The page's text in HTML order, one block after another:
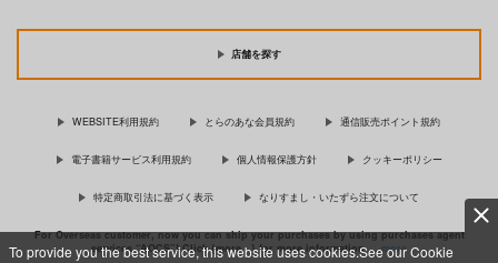
To provide you the best service, this website uses cookies.See our Cookie
店舗を探す
WEBSITE利用規約 とらのあな会員規約 通信販売ポイント規約
電子書籍サービス利用規約 個人情報保護方針 クッキーポリシー
特定商取引法に基づく表示 なりすまし・いたずら注文について
For Overseas customer, now you can ship your purchases by using purchases agent
services “AOCS”! Click {more…} for more information …more